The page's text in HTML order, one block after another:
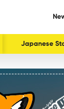
Japanese